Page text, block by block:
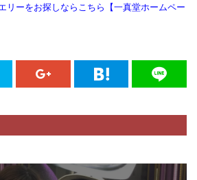
リーをお探しならこちら【一真堂ホームペー